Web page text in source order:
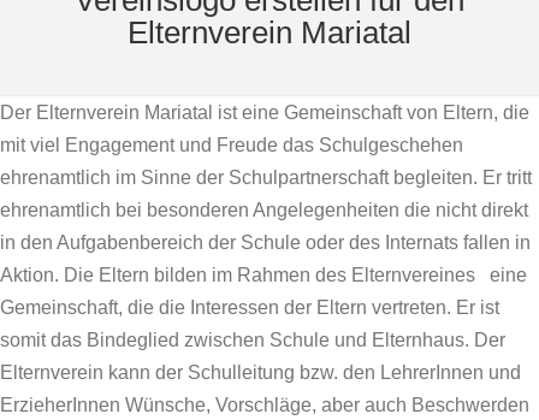
Elternverein Mariatal
Der Elternverein Mariatal ist eine Gemeinschaft von Eltern, die
mit viel Engagement und Freude das Schulgeschehen
ehrenamtlich im Sinne der Schulpartnerschaft begleiten. Er tritt
ehrenamtlich bei besonderen Angelegenheiten die nicht direkt
in den Aufgabenbereich der Schule oder des Internats fallen in
Aktion. Die Eltern bilden im Rahmen des Elternvereines eine
Gemeinschaft, die die Interessen der Eltern vertreten. Er ist
somit das Bindeglied zwischen Schule und Elternhaus. Der
Elternverein kann der Schulleitung bzw. den LehrerInnen und
ErzieherInnen Wünsche, Vorschläge, aber auch Beschwerden